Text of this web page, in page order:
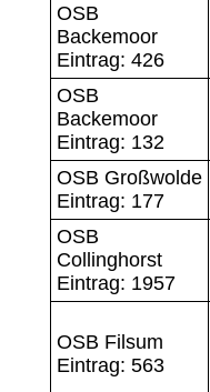
OSB
Backemoor
Eintrag: 426
OSB
Backemoor
Eintrag: 132
OSB Großwolde
Eintrag: 177
OSB
Collinghorst
Eintrag: 1957
OSB Filsum
Eintrag: 563